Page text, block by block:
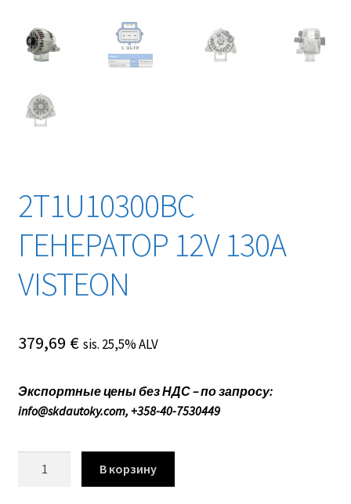
2T1U10300BC
ГЕНЕРАТОР 12V 130A
VISTEON
379,69 € sis. 25,5% ALV
Экспортные цены без НДС – по запросу:
info@skdautoky.com, +358-40-7530449
В корзину